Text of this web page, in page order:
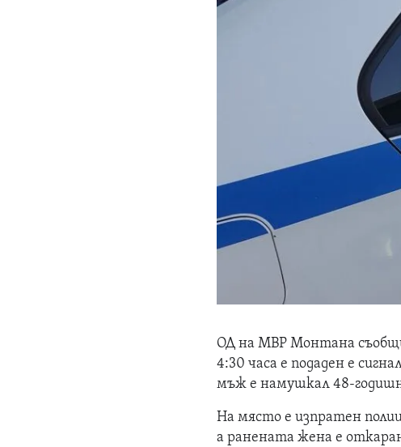
ОД на МВР Монтана
4:30 часа е подаден е
мъж е намушкал 48-
На място е изпратен
а ранената жена е